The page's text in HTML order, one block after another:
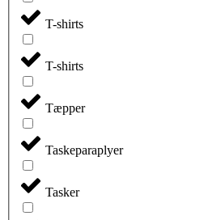
T-shirts
T-shirts
Tæpper
Taskeparaplyer
Tasker